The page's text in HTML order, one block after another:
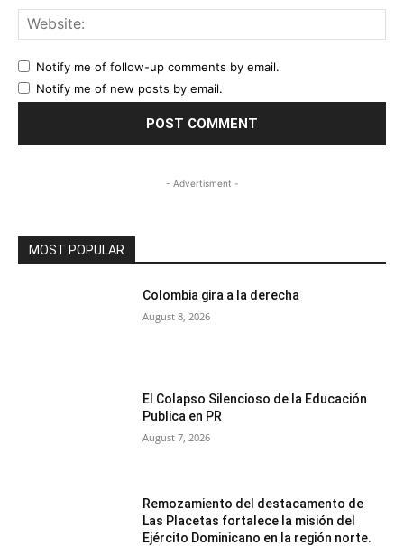
Notify me of follow-up comments by email.
Notify me of new posts by email.
- Advertisment -
MOST POPULAR
Colombia gira a la derecha
August 8, 2026
El Colapso Silencioso de la Educación
Publica en PR
August 7, 2026
Remozamiento del destacamento de
Las Placetas fortalece la misión del
Ejército Dominicano en la región norte.